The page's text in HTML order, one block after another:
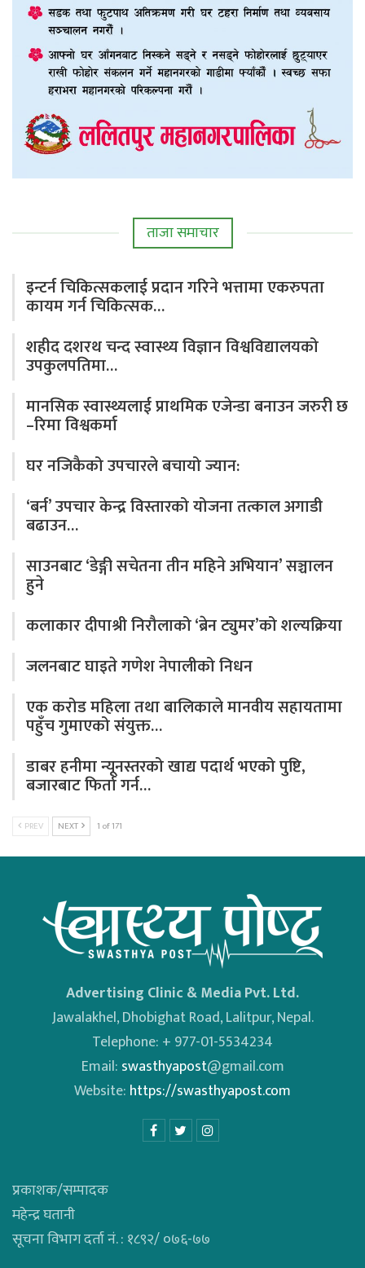
ताजा समाचार
इन्टर्न चिकित्सकलाई प्रदान गरिने भत्तामा एकरुपता
कायम गर्न चिकित्सक…
शहीद दशरथ चन्द स्वास्थ्य विज्ञान विश्वविद्यालयको
उपकुलपतिमा…
मानसिक स्वास्थ्यलाई प्राथमिक एजेन्डा बनाउन जरुरी छ
–रिमा विश्वकर्मा
घर नजिकैको उपचारले बचायो ज्यान:
‘बर्न’ उपचार केन्द्र विस्तारको योजना तत्काल अगाडी
बढाउन…
साउनबाट ‘डेङ्गी सचेतना तीन महिने अभियान’ सञ्चालन
हुने
कलाकार दीपाश्री निरौलाको ‘ब्रेन ट्युमर’को शल्यक्रिया
जलनबाट घाइते गणेश नेपालीको निधन
एक करोड महिला तथा बालिकाले मानवीय सहायतामा
पहुँच गुमाएको संयुक्त…
डाबर हनीमा न्यूनस्तरको खाद्य पदार्थ भएको पुष्टि,
बजारबाट फिर्ता गर्न…
PREV NEXT 1 of 171
Advertising Clinic & Media Pvt. Ltd.
Jawalakhel, Dhobighat Road, Lalitpur, Nepal.
Telephone: + 977-01-5534234
Email: swasthyapost@gmail.com
Website: https://swasthyapost.com
प्रकाशक/सम्पादक
महेन्द्र घतानी
सूचना विभाग दर्ता नं. : १८९२/ ०७६-७७